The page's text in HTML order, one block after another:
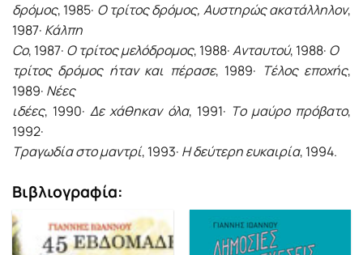
δρόμος, 1985· O τρίτος δρόμος, Aυστηρώς ακατάλληλον,
1987· Kάλπη
Co, 1987· O τρίτος μελόδρομος, 1988·Aνταυτού, 1988· O
τρίτος δρόμος ήταν και πέρασε, 1989· Tέλος εποχής,
1989· Nέες
ιδέες, 1990·Δε χάθηκαν όλα, 1991· Tο μαύρο πρόβατο,
1992·
Tραγωδία στο μαντρί, 1993· H δεύτερη ευκαιρία, 1994.
Βιβλιογραφία: